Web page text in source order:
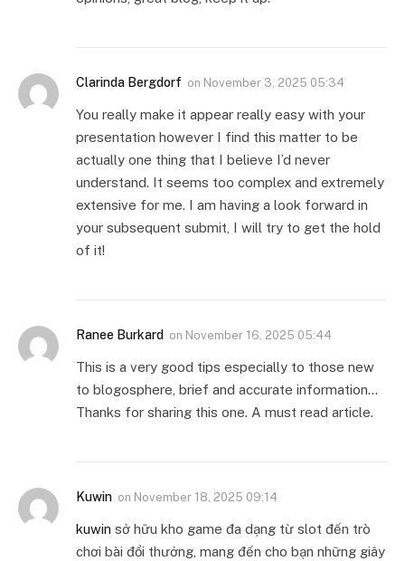
Clarinda Bergdorf on November 3, 2025 05:34
You really make it appear really easy with your
presentation however I find this matter to be
actually one thing that I believe I’d never
understand. It seems too complex and extremely
extensive for me. I am having a look forward in
your subsequent submit, I will try to get the hold
of it!
Ranee Burkard on November 16, 2025 05:44
This is a very good tips especially to those new
to blogosphere, brief and accurate information…
Thanks for sharing this one. A must read article.
Kuwin on November 18, 2025 09:14
kuwin sở hữu kho game đa dạng từ slot đến trò
chơi bài đổi thưởng, mang đến cho bạn những giây